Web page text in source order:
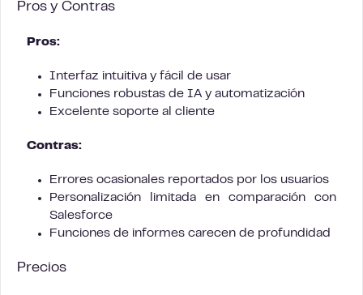
Pros y Contras
Pros:
Interfaz intuitiva y fácil de usar
Funciones robustas de IA y automatización
Excelente soporte al cliente
Contras:
Errores ocasionales reportados por los usuarios
Personalización limitada en comparación con
Salesforce
Funciones de informes carecen de profundidad
Precios